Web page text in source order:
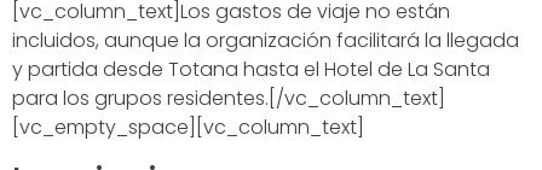
[vc_column_text]Los gastos de viaje no están
incluidos, aunque la organización facilitará la llegada
y partida desde Totana hasta el Hotel de La Santa
para los grupos residentes.[/vc_column_text]
[vc_empty_space][vc_column_text]